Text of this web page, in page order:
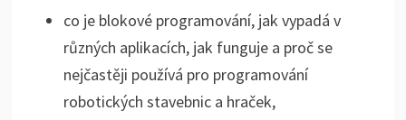
co je blokové programování, jak vypadá v
různých aplikacích, jak funguje a proč se
nejčastěji používá pro programování
robotických stavebnic a hraček,